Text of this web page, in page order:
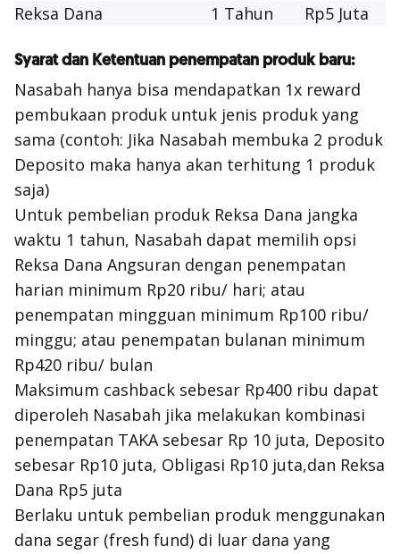
Reksa Dana
1 Tahun Rp5 Juta
Syarat dan Ketentuan penempatan produk baru:
Nasabah hanya bisa mendapatkan 1x reward
pembukaan produk untuk jenis produk yang
sama (contoh: Jika Nasabah membuka 2 produk
Deposito maka hanya akan terhitung 1 produk
saja)
Untuk pembelian produk Reksa Dana jangka
waktu 1 tahun, Nasabah dapat memilih opsi
Reksa Dana Angsuran dengan penempatan
harian minimum Rp20 ribu/ hari; atau
penempatan mingguan minimum Rp100 ribu/
minggu; atau penempatan bulanan minimum
Rp420 ribu/ bulan
Maksimum cashback sebesar Rp400 ribu dapat
diperoleh Nasabah jika melakukan kombinasi
penempatan TAKA sebesar Rp 10 juta, Deposito
sebesar Rp10 juta, Obligasi Rp10 juta,dan Reksa
Dana Rp5 juta
Berlaku untuk pembelian produk menggunakan
dana segar (fresh fund) di luar dana yang